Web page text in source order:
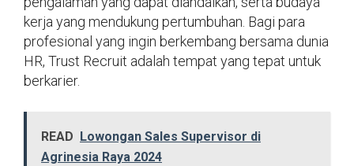
kerja yang mendukung pertumbuhan. Bagi para
profesional yang ingin berkembang bersama dunia
HR, Trust Recruit adalah tempat yang tepat untuk
berkarier.
READ
Lowongan Sales Supervisor di
Agrinesia Raya 2024